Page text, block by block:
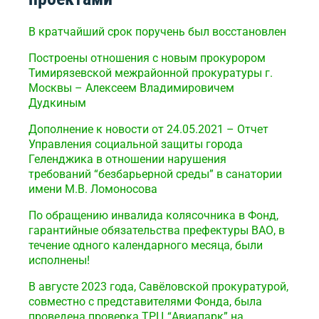
В кратчайший срок поручень был восстановлен
Построены отношения с новым прокурором
Тимирязевской межрайонной прокуратуры г.
Москвы – Алексеем Владимировичем
Дудкиным
Дополнение к новости от 24.05.2021 – Отчет
Управления социальной защиты города
Геленджика в отношении нарушения
требований “безбарьерной среды” в санатории
имени М.В. Ломоносова
По обращению инвалида колясочника в Фонд,
гарантийные обязательства префектуры ВАО, в
течение одного календарного месяца, были
исполнены!
В августе 2023 года, Савёловской прокуратурой,
совместно с представителями Фонда, была